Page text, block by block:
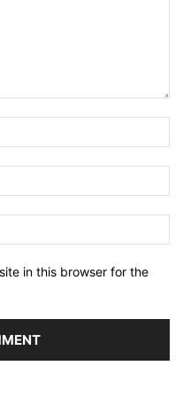
in this browser for the